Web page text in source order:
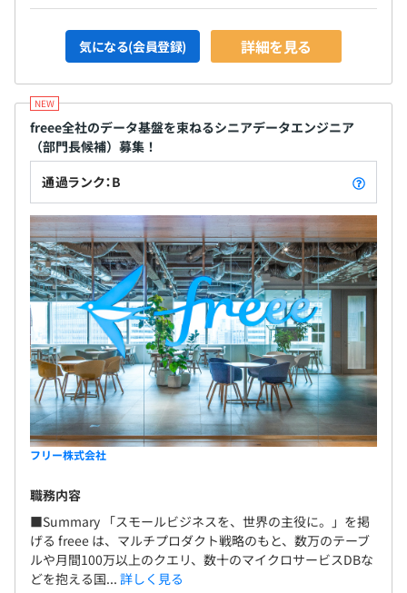
◆社員数
・1,299名（※2023年6月末時点、連結会社の総数）
◆エンジニア内のチーム構成
・アプリケーションエンジニア（クラウド会計ソフト
freee / 人事労務freee / 会社設立freee などの開発）
・モバイルエンジニア（iOS / Androidアプリの開発）
・インフラエンジニア（AWSの開発 / 運用・セキュリティ
管理 など）
・データエンジニア（機械学習を活用したエンジン開発
など）
プロダクト毎等で分かれた5〜10名規模のチームが多数あ
ります。
いく醍醐味を分かちあい楽しんでいます。
◆新しい自分に出会おう：常に、新しい技術や未習得の領
域に挑戦しながら開発しています。得意な、経験ある分野
以外への挑戦も積極的にサポートします。
気になる(会員登録) 詳細を見る
freee全社のデータ基盤を束ねるシニアデータエンジニア
（部門長候補）募集！
通過ランク：B
フリー株式会社
職務内容
■Summary 「スモールビジネスを、世界の主役に。」を掲
げる freee は、マルチプロダクト戦略のもと、数万のテーブ
ルや月間100万以上のクエリ、数十のマイクロサービスDBな
どを抱える国... 詳しく見る